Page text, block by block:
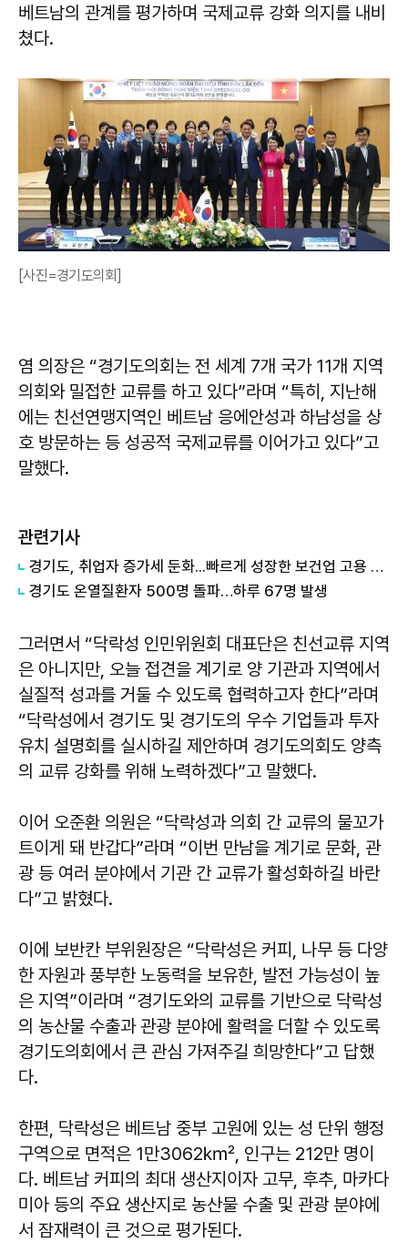
베트남의 관계를 평가하며 국제교류 강화 의지를 내비
쳤다.
[사진=경기도의회]
염 의장은 “경기도의회는 전 세계 7개 국가 11개 지역
의회와 밀접한 교류를 하고 있다”라며 “특히, 지난해
에는 친선연맹지역인 베트남 응에안성과 하남성을 상
호 방문하는 등 성공적 국제교류를 이어가고 있다”고
말했다.
관련기사
경기도, 취업자 증가세 둔화...빠르게 성장한 보건업 고용 주춤 영향
경기도 온열질환자 500명 돌파…하루 67명 발생
그러면서 “닥락성 인민위원회 대표단은 친선교류 지역
은 아니지만, 오늘 접견을 계기로 양 기관과 지역에서
실질적 성과를 거둘 수 있도록 협력하고자 한다”라며
“닥락성에서 경기도 및 경기도의 우수 기업들과 투자
유치 설명회를 실시하길 제안하며 경기도의회도 양측
의 교류 강화를 위해 노력하겠다”고 말했다.
이어 오준환 의원은 “닥락성과 의회 간 교류의 물꼬가
트이게 돼 반갑다”라며 “이번 만남을 계기로 문화, 관
광 등 여러 분야에서 기관 간 교류가 활성화하길 바란
다”고 밝혔다.
이에 보반칸 부위원장은 “닥락성은 커피, 나무 등 다양
한 자원과 풍부한 노동력을 보유한, 발전 가능성이 높
은 지역”이라며 “경기도와의 교류를 기반으로 닥락성
의 농산물 수출과 관광 분야에 활력을 더할 수 있도록
경기도의회에서 큰 관심 가져주길 희망한다”고 답했
다.
한편, 닥락성은 베트남 중부 고원에 있는 성 단위 행정
구역으로 면적은 1만3062㎢, 인구는 212만 명이
다. 베트남 커피의 최대 생산지이자 고무, 후추, 마카다
미아 등의 주요 생산지로 농산물 수출 및 관광 분야에
서 잠재력이 큰 것으로 평가된다.